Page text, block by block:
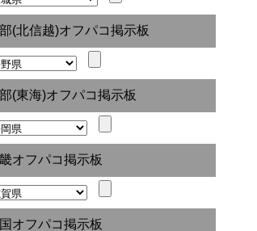
(北信越)オフパコ掲示板
(東海)オフパコ掲示板
オフパコ掲示板
オフパコ掲示板